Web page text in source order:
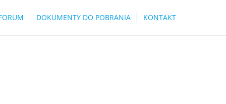
DOKUMENTY DO POBRANIA KONTAKT